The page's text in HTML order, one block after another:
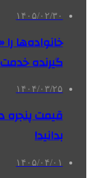
۱۴۰۵/۰۲/۳۰
خانواده‌ها
گیرنده خدمت
۱۴۰۴/۰۳/۲۵
قیمت پنجره
بدانید!
۱۴۰۵/۰۴/۰۱